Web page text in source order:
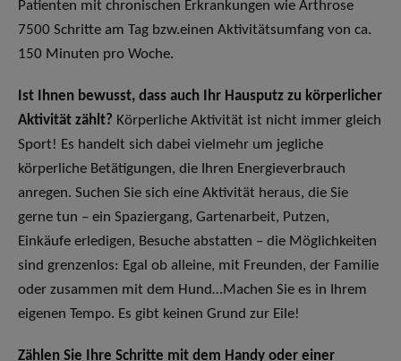
Patienten mit chronischen Erkrankungen wie Arthrose
7500 Schritte am Tag bzw.einen Aktivitätsumfang von ca.
150 Minuten pro Woche.
Ist Ihnen bewusst, dass auch Ihr Hausputz zu körperlicher
Aktivität zählt? Körperliche Aktivität ist nicht immer gleich
Sport! Es handelt sich dabei vielmehr um jegliche
körperliche Betätigungen, die Ihren Energieverbrauch
anregen. Suchen Sie sich eine Aktivität heraus, die Sie
gerne tun – ein Spaziergang, Gartenarbeit, Putzen,
Einkäufe erledigen, Besuche abstatten – die Möglichkeiten
sind grenzenlos: Egal ob alleine, mit Freunden, der Familie
oder zusammen mit dem Hund…Machen Sie es in Ihrem
eigenen Tempo. Es gibt keinen Grund zur Eile!
Zählen Sie Ihre Schritte mit dem Handy oder einer